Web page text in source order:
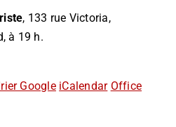
, 133 rue Victoria,
à 19 h.
Google iCalendar Office